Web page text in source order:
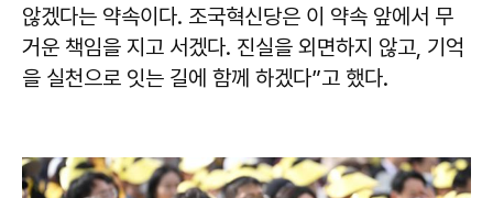
않겠다는 약속이다. 조국혁신당은 이 약속 앞에서 무
거운 책임을 지고 서겠다. 진실을 외면하지 않고, 기억
을 실천으로 잇는 길에 함께 하겠다”고 했다.